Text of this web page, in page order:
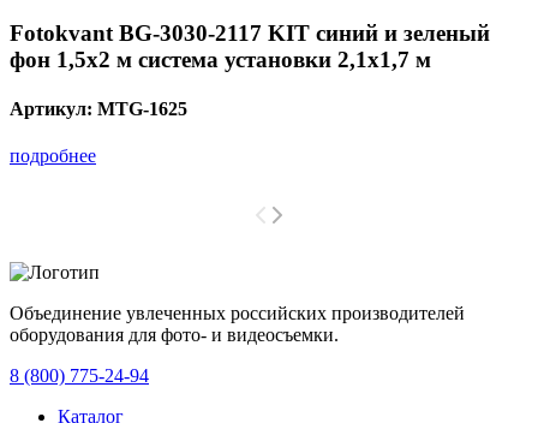
Fotokvant BG-3030-2117 KIT синий и зеленый
фон 1,5х2 м система установки 2,1х1,7 м
Артикул: MTG-1625
подробнее
Объединение увлеченных российских производителей
оборудования для фото- и видеосъемки.
8 (800) 775-24-94
Каталог